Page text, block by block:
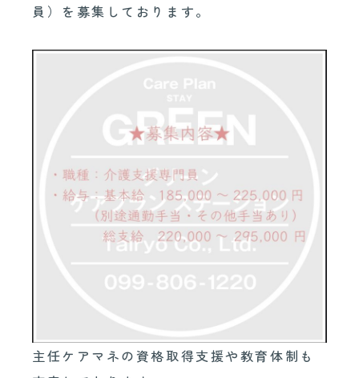
員）を募集しております。
主任ケアマネの資格取得支援や教育体制も